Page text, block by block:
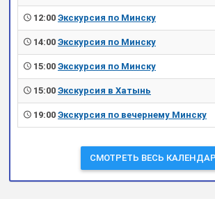
12:00 Экскурсия по Минску
14:00 Экскурсия по Минску
15:00 Экскурсия по Минску
15:00 Экскурсия в Хатынь
19:00 Экскурсия по вечернему Минску
СМОТРЕТЬ ВЕСЬ